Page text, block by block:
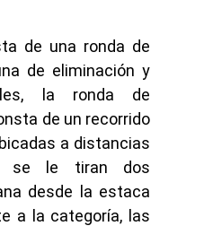
de una ronda de
de eliminación y
la ronda de
de un recorrido
a distancias
se le tiran dos
desde la estaca
a la categoría, las